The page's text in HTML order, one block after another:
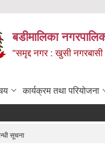
बडीमालिका
"समृद्द नगर : खुसी नगरबासी
कार्यक्रम तथा परियोजना
सूचना